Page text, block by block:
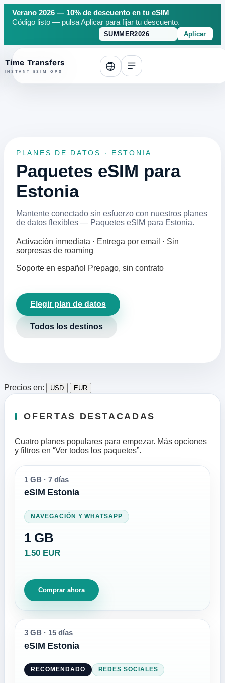
Verano 2026 — 10% de descuento en tu eSIM
Código listo — pulsa Aplicar para fijar tu descuento.
Aplicar
top
PLANES DE DATOS · ESTONIA
Paquetes eSIM para
Estonia
Mantente conectado sin esfuerzo con nuestros planes
de datos flexibles — Paquetes eSIM para Estonia.
Activación inmediata · Entrega por email · Sin
sorpresas de roaming
Soporte en español Prepago, sin contrato
Elegir plan de datos
Todos los destinos
Precios en: USD EUR
OFERTAS DESTACADAS
Cuatro planes populares para empezar. Más opciones
y filtros en “Ver todos los paquetes”.
1 GB · 7 días
eSIM Estonia
NAVEGACIÓN Y WHATSAPP
1 GB
1.50 EUR
Comprar ahora
3 GB · 15 días
eSIM Estonia
RECOMENDADO REDES SOCIALES